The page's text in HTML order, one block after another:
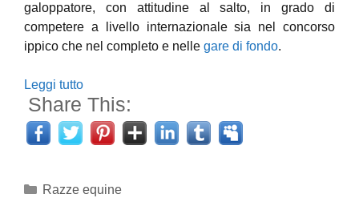
galoppatore, con attitudine al salto, in grado di
competere a livello internazionale sia nel concorso
ippico che nel completo e nelle gare di fondo.
Leggi tutto
Share This:
Categorie
Razze equine